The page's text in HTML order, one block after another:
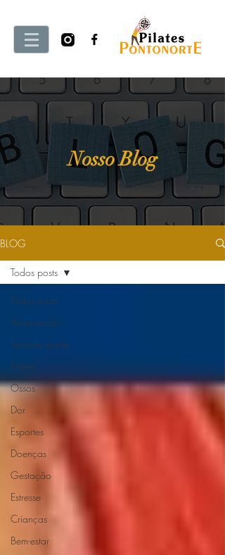
Nosso Blog
BLOG
Todos posts
Alimentação
Terceira idade
Pilates
Ossos
Dor
Esportes
Doenças
Gestação
Estresse
Crianças
Bem-estar
Todos posts